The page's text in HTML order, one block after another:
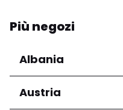
Più negozi
Albania
Regioni
Austria